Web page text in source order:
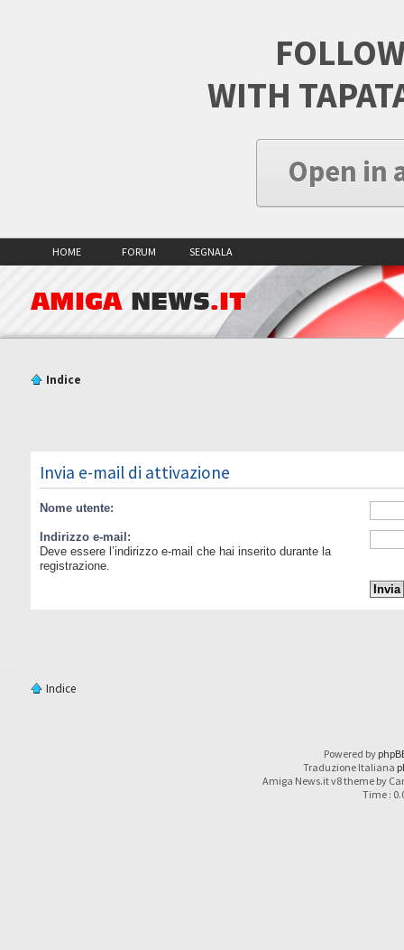
WITH
Open in
HOME FORUM SEGNALA
AMIGA NEWS.IT
Indice
Invia e-mail di attivazione
Nome utente:
Indirizzo e-mail:
Deve essere l’indirizzo e-mail che hai inserito durante la
registrazione.
Indice
Powered by
Traduzione Italiana
Amiga News.it v8 theme by
Time :